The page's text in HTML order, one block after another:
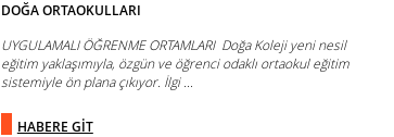
DOĞA ORTAOKULLARI
UYGULAMALI ÖĞRENME ORTAMLARI Doğa Koleji yeni nesil
eğitim yaklaşımıyla, özgün ve öğrenci odaklı ortaokul eğitim
sistemiyle ön plana çıkıyor. İlgi ...
HABERE GİT